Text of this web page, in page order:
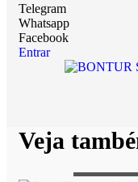
Telegram
Whatsapp
Facebook
Entrar
Veja